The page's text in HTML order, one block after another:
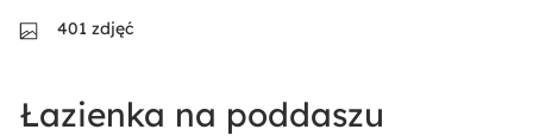
401 zdjęć
Łazienka na poddaszu